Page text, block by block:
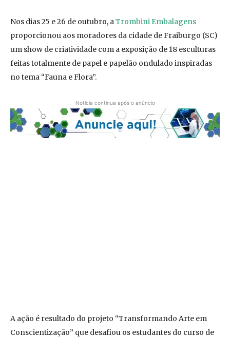
Nos dias 25 e 26 de outubro, aTrombini Embalagens
proporcionou aos moradores da cidade de Fraiburgo (SC)
um show de criatividade com a exposição de 18 esculturas
feitas totalmente de papel e papelão ondulado inspiradas
no tema “Fauna e Flora”.
Notícia continua após o anúncio
A ação é resultado do projeto “Transformando Arte em
Conscientização” que desafiou os estudantes do curso de